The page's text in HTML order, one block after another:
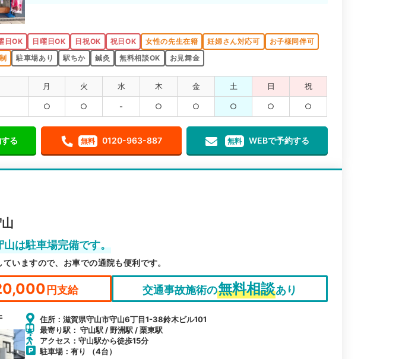
日OK 日曜日OK 日祝OK 祝日OK 女性の先生在籍 妊婦さん対応可
お子様同伴可
駐車場あり 駅ちか 鍼灸 無料相談OK お見舞金
月 火 水 木 金 土 日 祝
○ ○ - ○ ○ ○ ○ ○
る 無料 0120-963-887 無料 WEBで予約する
は駐車場完備です。
いますので、お車での通院も便利です。
円支給 交通事故施術の無料相談あり
住所：滋賀県守山市守山6丁目1-38鈴木ビル101
最寄り駅： 守山駅 / 野洲駅 / 栗東駅
アクセス：守山駅から徒歩15分
駐車場：有り （4台）